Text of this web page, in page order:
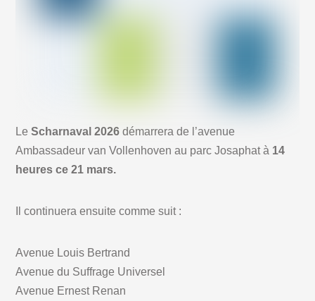
LeScharnaval 2026 démarrera de l’avenue
Ambassadeur van Vollenhoven au parc Josaphat à 14
heures ce 21 mars.
Il continuera ensuite comme suit :
Avenue Louis Bertrand
Avenue du Suffrage Universel
Avenue Ernest Renan